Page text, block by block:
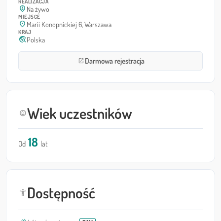
person_pin_circle Na żywo
MIEJSCE
location_on Marii Konopnickiej 6, Warszawa
KRAJ
travel_explorePolska
open_in_new Darmowa rejestracja
child_careWiek uczestników
Od 18 lat
accessibility_newDostępność